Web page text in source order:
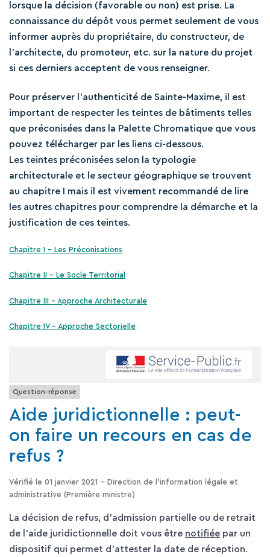
lorsque la décision (favorable ou non) est prise. La
connaissance du dépôt vous permet seulement de vous
informer auprès du propriétaire, du constructeur, de
l’architecte, du promoteur, etc. sur la nature du projet
si ces derniers acceptent de vous renseigner.
Pour préserver l’authenticité de Sainte-Maxime, il est
important de respecter les teintes de bâtiments telles
que préconisées dans la Palette Chromatique que vous
pouvez télécharger par les liens ci-dessous.
Les teintes préconisées selon la typologie
architecturale et le secteur géographique se trouvent
au chapitre I mais il est vivement recommandé de lire
les autres chapitres pour comprendre la démarche et la
justification de ces teintes.
Chapitre I – Les Préconisations
Chapitre II – Le Socle Territorial
Chapitre III – Approche Architecturale
Chapitre IV – Approche Sectorielle
Question-réponse
Aide juridictionnelle : peut-
on faire un recours en cas de
refus ?
Vérifié le 01 janvier 2021 - Direction de l'information légale et
administrative (Première ministre)
La décision de refus, d'admission partielle ou de retrait
de l'aide juridictionnelle doit vous être notifiée par un
dispositif qui permet d'attester la date de réception.